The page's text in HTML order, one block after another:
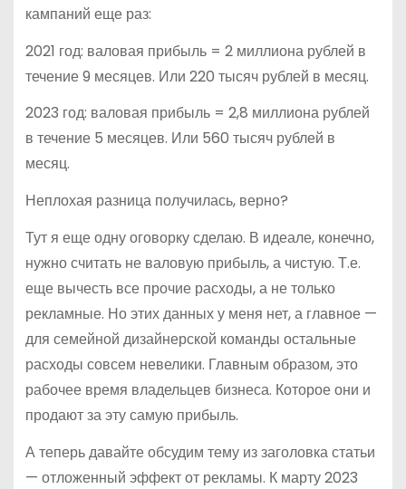
кампаний еще раз:
2021 год: валовая прибыль = 2 миллиона рублей в
течение 9 месяцев. Или 220 тысяч рублей в месяц.
2023 год: валовая прибыль = 2,8 миллиона рублей
в течение 5 месяцев. Или 560 тысяч рублей в
месяц.
Неплохая разница получилась, верно?
Тут я еще одну оговорку сделаю. В идеале, конечно,
нужно считать не валовую прибыль, а чистую. Т.е.
еще вычесть все прочие расходы, а не только
рекламные. Но этих данных у меня нет, а главное —
для семейной дизайнерской команды остальные
расходы совсем невелики. Главным образом, это
рабочее время владельцев бизнеса. Которое они и
продают за эту самую прибыль.
А теперь давайте обсудим тему из заголовка статьи
— отложенный эффект от рекламы. К марту 2023